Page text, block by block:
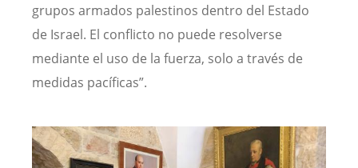
grupos armados palestinos dentro del Estado
de Israel. El conflicto no puede resolverse
mediante el uso de la fuerza, solo a través de
medidas pacíficas”.
Image